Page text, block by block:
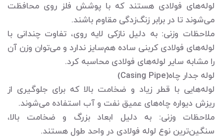
لوله‌های فولادی هستند که با پوشش فلز روی محافظت
می‌شوند تا در برابر زنگ‌زدگی مقاوم باشند.
ملاحظات وزنی: به دلیل نازکی لایه روی، تفاوت چندانی با
لوله‌های فولادی کربنی ساده هم‌سایز ندارد و می‌توان وزن آن
را مشابه سایر لوله‌های فولادی محاسبه کرد.
لوله جدار چاه(Casing Pipe)
لوله‌هایی با قطر زیاد و ضخامت بالا که برای جلوگیری از
ریزش دیواره چاه‌های عمیق نفت و آب استفاده می‌شوند.
ملاحظات وزنی: به دلیل ابعاد بزرگ و ضخامت بالا،
سنگین‌ترین نوع لوله فولادی در واحد طول هستند.